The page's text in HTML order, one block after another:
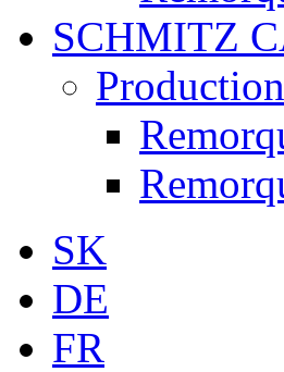
SCHMITZ
SK
DE
FR